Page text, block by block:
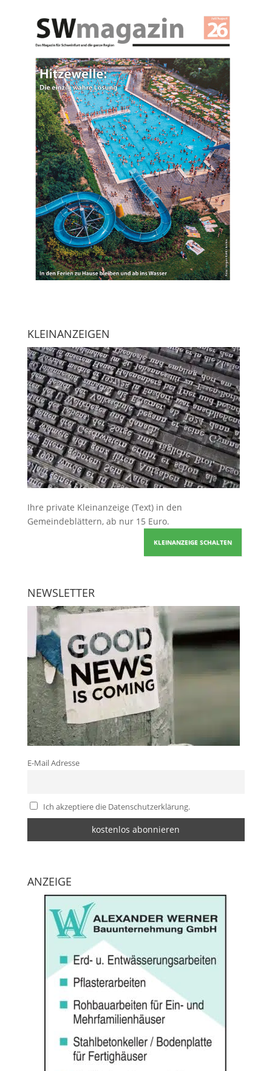
KLEINANZEIGEN
Ihre private Kleinanzeige (Text) in den
Gemeindeblättern, ab nur 15 Euro.
KLEINANZEIGE SCHALTEN
NEWSLETTER
E-Mail Adresse
Ich akzeptiere die Datenschutzerklärung.
ANZEIGE